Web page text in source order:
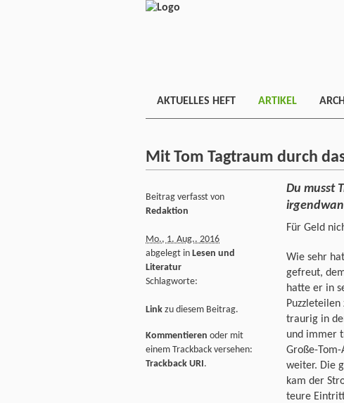
AKTUELLES HEFT ARTIKEL
Mit Tom Tagtraum durch
Du musst
Für Geld
Wie sehr
gefreut,
hatte er in
traurig in
und immer
Große-
weiter. Die
kam der
teure
Beitrag verfasst von
Redaktion
Mo., 1. Aug.. 2016
abgelegt in Lesen und
Literatur
Schlagworte:
Link zu diesem Beitrag.
Kommentieren oder mit
einem Trackback versehen:
Trackback URI.